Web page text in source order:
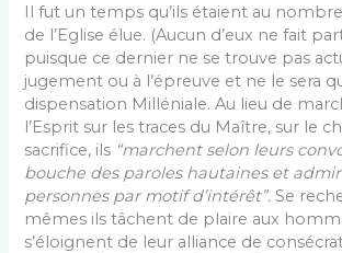
Il fut un temps qu’ils étaient au
de l’Eglise élue. (Aucun d’eux ne fait
puisque ce dernier ne se trouve pas
jugement ou à l’épreuve et ne le sera
dispensation Milléniale. Au lieu de
l’Esprit sur les traces du Maître, sur le
sacrifice, ils “marchent selon leurs
bouche des paroles hautaines et
personnes par motif d’intérêt”. Se
mêmes ils tâchent de plaire aux
s’éloignent de leur alliance de